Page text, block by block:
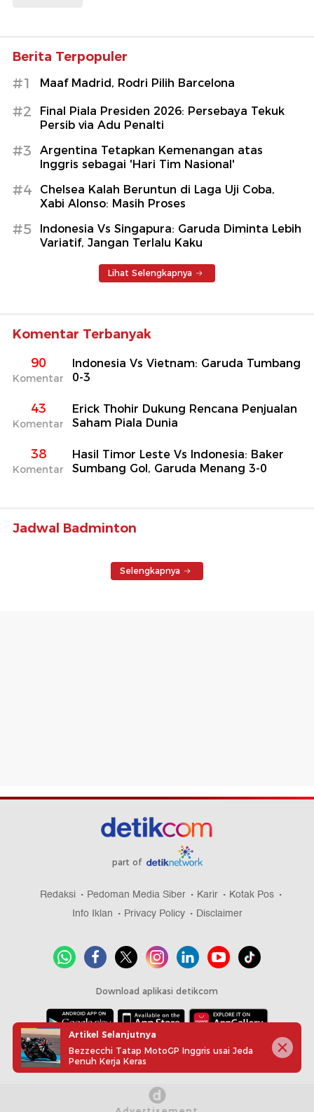
Berita Terpopuler
#1 Maaf Madrid, Rodri Pilih Barcelona
#2
Final Piala Presiden 2026: Persebaya Tekuk
Persib via Adu Penalti
#3
Argentina Tetapkan Kemenangan atas
Inggris sebagai 'Hari Tim Nasional'
#4
Chelsea Kalah Beruntun di Laga Uji Coba,
Xabi Alonso: Masih Proses
#5
Indonesia Vs Singapura: Garuda Diminta Lebih
Variatif, Jangan Terlalu Kaku
Lihat Selengkapnya
Komentar Terbanyak
90
Komentar
Indonesia Vs Vietnam: Garuda Tumbang
0-3
43
Komentar
Erick Thohir Dukung Rencana Penjualan
Saham Piala Dunia
38
Komentar
Hasil Timor Leste Vs Indonesia: Baker
Sumbang Gol, Garuda Menang 3-0
Jadwal Badminton
Selengkapnya
part of
Redaksi Pedoman Media Siber Karir
Kotak Pos
Info Iklan
Privacy Policy Disclaimer
Download aplikasi detikcom
Copyright @ 2026 detikcom, All right reserved
Artikel Selanjutnya
Bezzecchi Tatap MotoGP Inggris usai Jeda
Penuh Kerja Keras